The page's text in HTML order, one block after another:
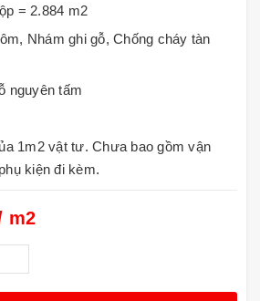
= 2.884 m2
Nhám ghi gỗ, Chống cháy tàn
nguyên tấm
1m2 vật tư. Chưa bao gồm vận
kiện đi kèm.
m2